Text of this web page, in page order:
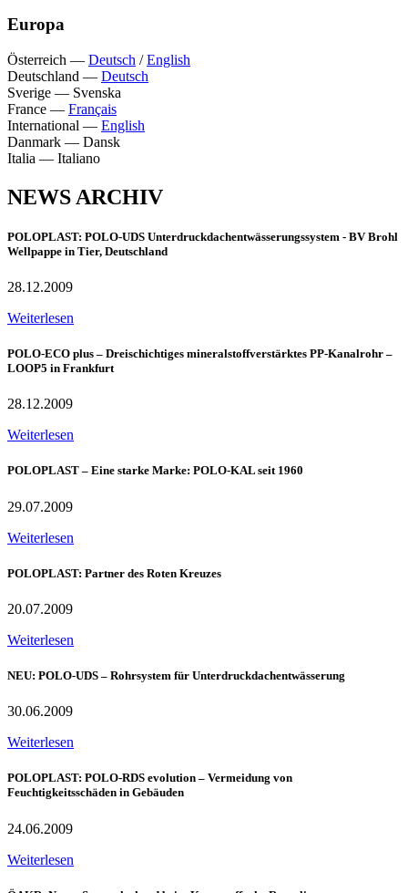
Europa
Österreich — Deutsch /English
Deutschland — Deutsch
Sverige — Svenska
France — Français
International — English
Danmark — Dansk
Italia — Italiano
NEWS ARCHIV
POLOPLAST: POLO-UDS Unterdruckdachentwässerungssystem - BV Brohl
Wellpappe in Tier, Deutschland
28.12.2009
Weiterlesen
POLO-ECO plus – Dreischichtiges mineralstoffverstärktes PP-Kanalrohr –
LOOP5 in Frankfurt
28.12.2009
Weiterlesen
POLOPLAST – Eine starke Marke: POLO-KAL seit 1960
29.07.2009
Weiterlesen
POLOPLAST: Partner des Roten Kreuzes
20.07.2009
Weiterlesen
NEU: POLO-UDS – Rohrsystem für Unterdruckdachentwässerung
30.06.2009
Weiterlesen
POLOPLAST: POLO-RDS evolution – Vermeidung von
Feuchtigkeitsschäden in Gebäuden
24.06.2009
Weiterlesen